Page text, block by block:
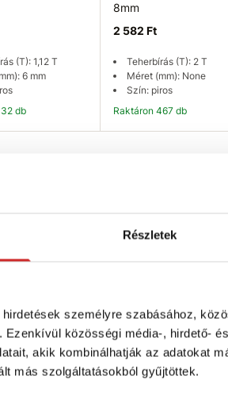
Részletek
személyre szabásához,
Ezenkívül közösségi média-, hirdető-
akik kombinálhatják az adatokat
más szolgáltatásokból gyűjtöttek.
(T): 1,12 T
6 mm
db
8mm
2 582 Ft
Teherbírás (T): 2 T
Méret (mm): None
Szín: piros
Raktáron 467 db